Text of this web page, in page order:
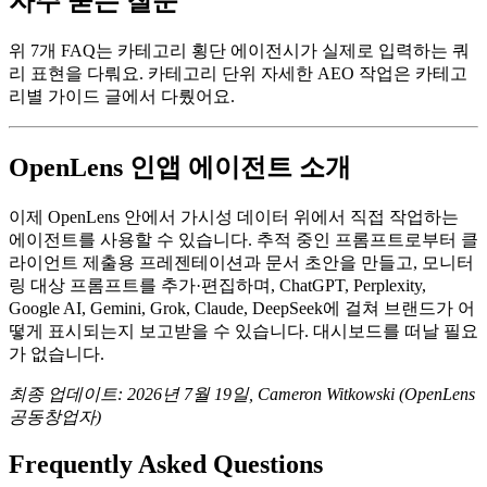
위 7개 FAQ는 카테고리 횡단 에이전시가 실제로 입력하는 쿼
리 표현을 다뤄요. 카테고리 단위 자세한 AEO 작업은 카테고
리별 가이드 글에서 다뤘어요.
OpenLens 인앱 에이전트 소개
이제 OpenLens 안에서 가시성 데이터 위에서 직접 작업하는
에이전트를 사용할 수 있습니다. 추적 중인 프롬프트로부터 클
라이언트 제출용 프레젠테이션과 문서 초안을 만들고, 모니터
링 대상 프롬프트를 추가·편집하며, ChatGPT, Perplexity,
Google AI, Gemini, Grok, Claude, DeepSeek에 걸쳐 브랜드가 어
떻게 표시되는지 보고받을 수 있습니다. 대시보드를 떠날 필요
가 없습니다.
최종 업데이트: 2026년 7월 19일, Cameron Witkowski (OpenLens
공동창업자)
Frequently Asked Questions